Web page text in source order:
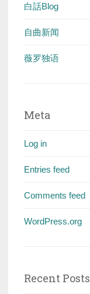
白話Blog
自曲新闻
薇罗独语
Meta
Log in
Entries feed
Comments feed
WordPress.org
Recent Posts